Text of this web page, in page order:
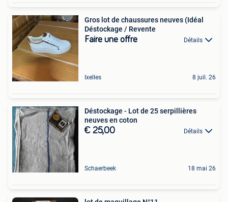
Gros lot de chaussures neuves (Idéal
Déstockage / Revente
Faire une offre Détails
Ixelles 8 juil. 26
Déstockage - Lot de 25 serpillières
neuves en coton
€ 25,00 Détails
Schaerbeek 18 mai 26